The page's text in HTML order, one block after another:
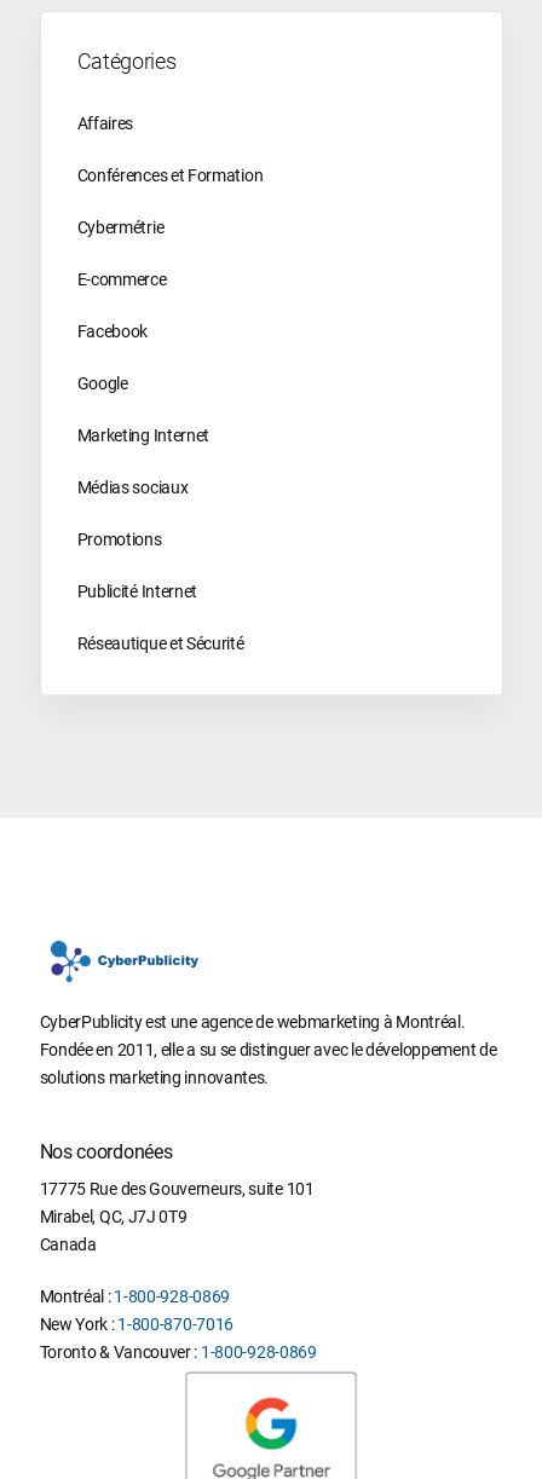
Catégories
Affaires
Conférences et Formation
Cybermétrie
E-commerce
Facebook
Google
Marketing Internet
Médias sociaux
Promotions
Publicité Internet
Réseautique et Sécurité
CyberPublicity est une agence de webmarketing à Montréal.
Fondée en 2011, elle a su se distinguer avec le développement de
solutions marketing innovantes.
Nos coordonées
17775 Rue des Gouverneurs, suite 101
Mirabel, QC, J7J 0T9
Canada
Montréal :1-800-928-0869
New York :1-800-870-7016
Toronto & Vancouver : 1-800-928-0869